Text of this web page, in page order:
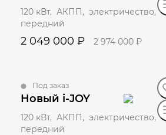
120 кВт, АКПП, электричество,
передний
2 049 000 ₽ 2 974 000 ₽
Под заказ
Новый i-JOY
120 кВт, АКПП, электричество,
передний